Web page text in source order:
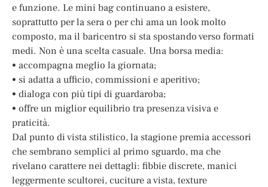
e funzione. Le mini bag continuano a esistere,
soprattutto per la sera o per chi ama un look molto
composto, ma il baricentro si sta spostando verso formati
medi. Non è una scelta casuale. Una borsa media:
• accompagna meglio la giornata;
• si adatta a ufficio, commissioni e aperitivo;
• dialoga con più tipi di guardaroba;
• offre un miglior equilibrio tra presenza visiva e
praticità.
Dal punto di vista stilistico, la stagione premia accessori
che sembrano semplici al primo sguardo, ma che
rivelano carattere nei dettagli: fibbie discrete, manici
leggermente scultorei, cuciture a vista, texture